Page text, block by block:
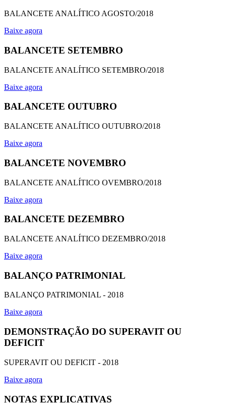
BALANCETE ANALÍTICO AGOSTO/2018
Baixe agora
BALANCETE SETEMBRO
BALANCETE ANALÍTICO SETEMBRO/2018
Baixe agora
BALANCETE OUTUBRO
BALANCETE ANALÍTICO OUTUBRO/2018
Baixe agora
BALANCETE NOVEMBRO
BALANCETE ANALÍTICO OVEMBRO/2018
Baixe agora
BALANCETE DEZEMBRO
BALANCETE ANALÍTICO DEZEMBRO/2018
Baixe agora
BALANÇO PATRIMONIAL
BALANÇO PATRIMONIAL - 2018
Baixe agora
DEMONSTRAÇÃO DO SUPERAVIT OU
DEFICIT
SUPERAVIT OU DEFICIT - 2018
Baixe agora
NOTAS EXPLICATIVAS